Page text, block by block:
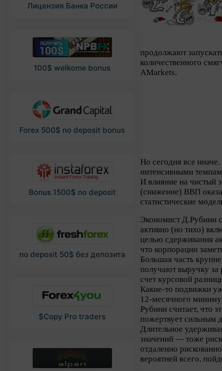
Лицензия Банка России
100$ welkome bonus
Forex 500$ no deposit bonus
Bonus 1500$ no deposit
no deposit 50$ без депозита
$Copy Pro traders
продолжают
количественного
AMarkets.
Но сегодня все
интенсивными
И влияние на чистый
(снижение) ВВП
статистические
Экономист Д.Рубини
активно (но тихо)
целью сдерживания
что корпорации
Большая часть
получают выручку за
счет курсовой
Какие-то подвижки
12-месячного
Рубини считает, что
пожертвует сильным
Длительное
значений — тоже
отдаленно
вероятней всего,